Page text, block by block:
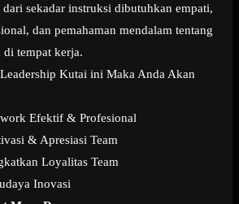
sekadar instruksi dibutuhkan empati,
dan pemahaman mendalam tentang
tempat kerja.
Kutai ini Maka Anda Akan
Efektif & Profesional
& Apresiasi Team
Loyalitas Team
Inovasi